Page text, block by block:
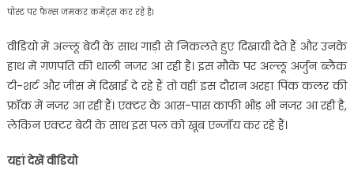
पोस्ट पर फैन्स जमकर कमेंट्स कर रहे है।
वीडियो में अल्लू बेटी के साथ गाड़ी से निकलते हुए दिखायी देते हैं और उनके
हाथ में गणपति की थाली नजर आ रही है। इस मौके पर अल्लू अर्जुन ब्लैक
टी-शर्ट और जींस में दिखाई दे रहे हैं तो वहीं इस दौरान अरहा पिंक कलर की
फ्रॉक में नजर आ रही हैं। एक्टर के आस-पास काफी भीड़ भी नजर आ रही है,
लेकिन एक्टर बेटी के साथ इस पल को खूब एन्जॉय कर रहे हैं।
यहां देखें वीडियो